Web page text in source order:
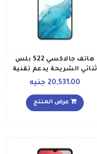
هاتف جالاكسي S22 بلس
ثنائي الشريحة يدعم تقنية
5G بذاكرة رام 8 جيجابايت
بلون أبيض فانتوم إصدار
الشرق الأوسط
20,531.00 جنيه
عرض المنتج